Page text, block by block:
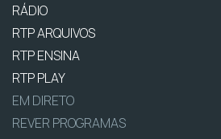
RÁDIO
RTP ARQUIVOS
RTP ENSINA
RTP PLAY
EM DIRETO
REVER PROGRAMAS